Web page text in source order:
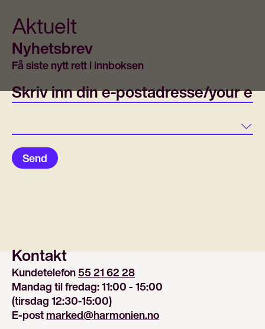
Aktuelt
Nyhetsbrev
Få siste nytt rett i innboksen
E-post/email
Send
Kontakt
Kundetelefon 55 21 62 28
Mandag til fredag: 11:00 - 15:00
(tirsdag 12:30-15:00)
E-post marked@harmonien.no